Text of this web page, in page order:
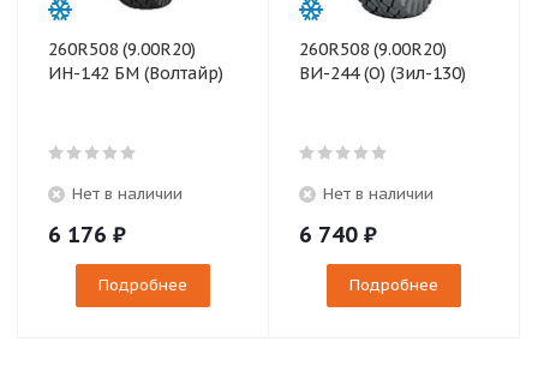
260R508 (9.00R20)
ИН-142 БМ (Волтайр)
Нет в наличии
6 176 ₽
Подробнее
260R508 (9.00R20)
ВИ-244 (О) (Зил-130)
Нет в наличии
6 740 ₽
Подробнее